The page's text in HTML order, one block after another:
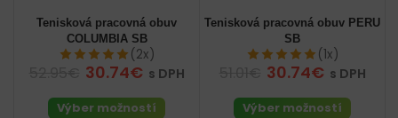
Tenisková pracovná obuv
COLUMBIA SB
(2x)
30.74€ s DPH
Výber možností
Tenisková pracovná obuv PERU
SB
(1x)
30.74€ s DPH
Výber možností